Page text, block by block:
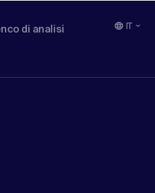
di analisi